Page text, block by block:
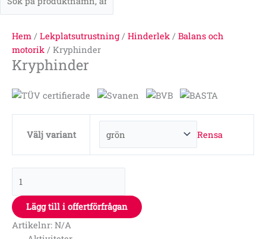
Hem / Lekplatsutrustning / Hinderlek / Balans och
motorik / Kryphinder
Kryphinder
Välj variant Rensa
Lägg till i offertförfrågan
Artikelnr: N/A